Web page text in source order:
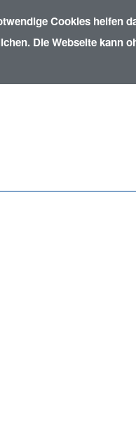
Cookies helfen
Die Webseite kann